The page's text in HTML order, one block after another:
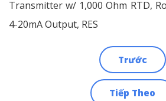
Transmitter w/ 1,000 Ohm RTD,
4-20mA Output, RES
Trước
Tiếp Theo